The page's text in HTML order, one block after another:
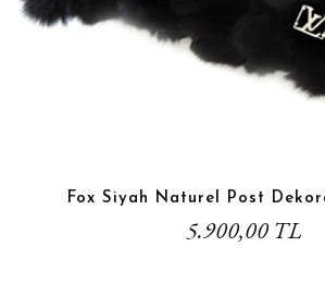
Fox Siyah Naturel Post
5.900,00 TL